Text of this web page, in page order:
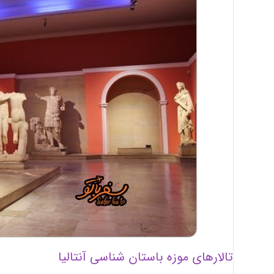
تالارهای موزه باستان شناسی آنتالیا